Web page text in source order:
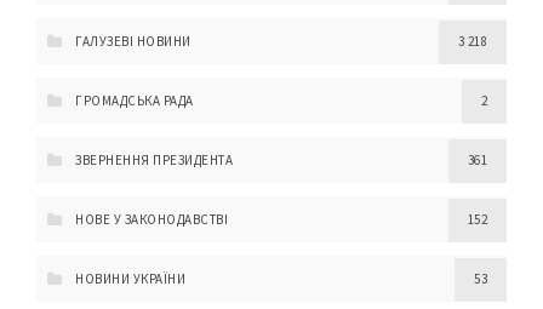
ГАЛУЗЕВІ НОВИНИ 3 218
ГРОМАДСЬКА РАДА 2
ЗВЕРНЕННЯ ПРЕЗИДЕНТА 361
НОВЕ У ЗАКОНОДАВСТВІ 152
НОВИНИ УКРАЇНИ 53